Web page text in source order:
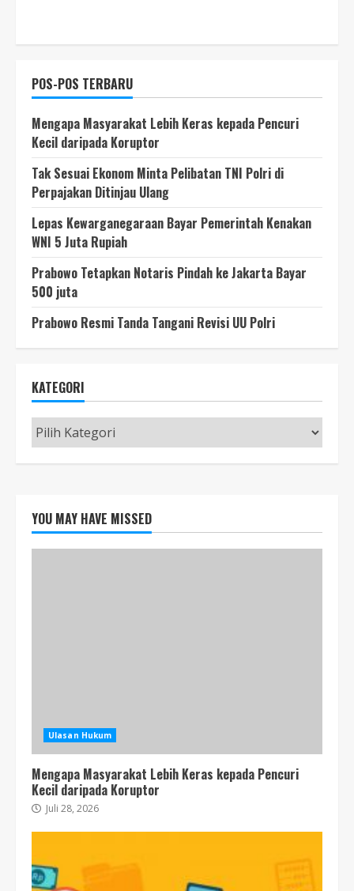
POS-POS TERBARU
Mengapa Masyarakat Lebih Keras kepada Pencuri
Kecil daripada Koruptor
Tak Sesuai Ekonom Minta Pelibatan TNI Polri di
Perpajakan Ditinjau Ulang
Lepas Kewarganegaraan Bayar Pemerintah Kenakan
WNI 5 Juta Rupiah
Prabowo Tetapkan Notaris Pindah ke Jakarta Bayar
500 juta
Prabowo Resmi Tanda Tangani Revisi UU Polri
KATEGORI
Kategori
YOU MAY HAVE MISSED
Ulasan Hukum
Mengapa Masyarakat Lebih Keras kepada Pencuri
Kecil daripada Koruptor
Juli 28, 2026